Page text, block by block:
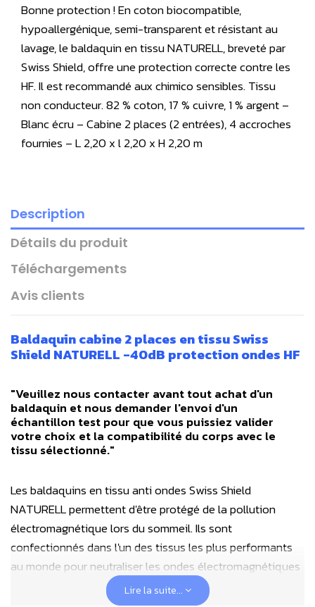
Bonne protection ! En coton biocompatible,
hypoallergénique, semi-transparent et résistant au
lavage, le baldaquin en tissu NATURELL, breveté par
Swiss Shield, offre une protection correcte contre les
HF. Il est recommandé aux chimico sensibles. Tissu
non conducteur. 82 % coton, 17 % cuivre, 1 % argent –
Blanc écru – Cabine 2 places (2 entrées), 4 accroches
fournies – L 2,20 x l 2,20 x H 2,20 m
Description
Détails du produit
Téléchargements
Avis clients
Baldaquin cabine 2 places en tissu Swiss
Shield NATURELL -40dB protection ondes HF
"Veuillez nous contacter avant tout achat d'un
baldaquin et nous demander l'envoi d'un
échantillon test pour que vous puissiez valider
votre choix et la compatibilité du corps avec le
tissu sélectionné."
Les baldaquins en tissu anti ondes Swiss Shield
NATURELL permettent d'être protégé de la pollution
électromagnétique lors du sommeil. Ils sont
confectionnés dans l'un des tissus les plus performants
au monde pour neutraliser les ondes électromagnétiques
de hautes fréquences, le tissu Naturell Swiss Shield. En
Lire la suite...